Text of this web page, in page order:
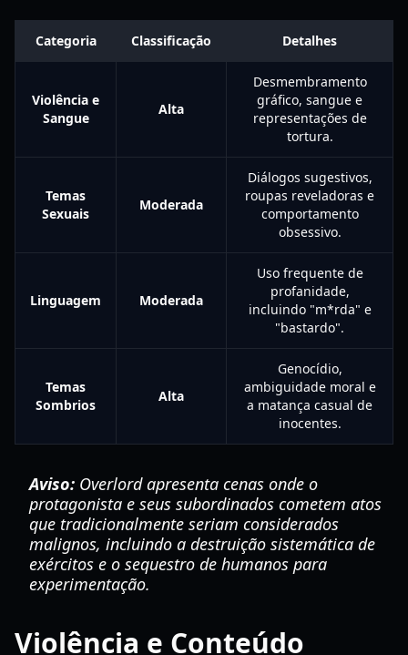
Categoria Classificação Detalhes
Violência e
Sangue
Alta
Desmembramento
gráfico, sangue e
representações de
tortura.
Temas
Sexuais
Moderada
Diálogos sugestivos,
roupas reveladoras e
comportamento
obsessivo.
Linguagem Moderada
Uso frequente de
profanidade,
incluindo "m*rda" e
"bastardo".
Temas
Sombrios
Alta
Genocídio,
ambiguidade moral e
a matança casual de
inocentes.
Aviso: Overlordapresenta cenas onde o
protagonista e seus subordinados cometem atos
que tradicionalmente seriam considerados
malignos, incluindo a destruição sistemática de
exércitos e o sequestro de humanos para
experimentação.
Violência e Conteúdo